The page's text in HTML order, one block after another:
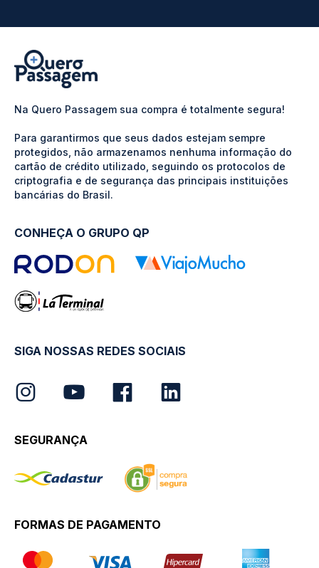
Na Quero Passagem sua compra é totalmente segura!
Para garantirmos que seus dados estejam sempre
protegidos, não armazenamos nenhuma informação do
cartão de crédito utilizado, seguindo os protocolos de
criptografia e de segurança das principais instituições
bancárias do Brasil.
CONHEÇA O GRUPO QP
SIGA NOSSAS REDES SOCIAIS
SEGURANÇA
FORMAS DE PAGAMENTO